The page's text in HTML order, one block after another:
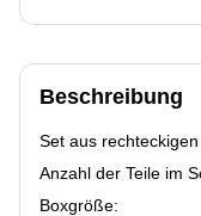
Beschreibung
Set aus
Anzahl der Teile im
Boxgröße: